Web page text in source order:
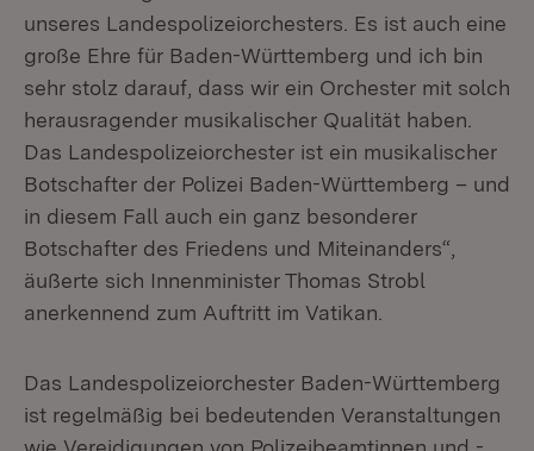
unseres Landespolizeiorchesters. Es ist auch eine
große Ehre für Baden-Württemberg und ich bin
sehr stolz darauf, dass wir ein Orchester mit solch
herausragender musikalischer Qualität haben.
Das Landespolizeiorchester ist ein musikalischer
Botschafter der Polizei Baden-Württemberg – und
in diesem Fall auch ein ganz besonderer
Botschafter des Friedens und Miteinanders“,
äußerte sich Innenminister Thomas Strobl
anerkennend zum Auftritt im Vatikan.
Das Landespolizeiorchester Baden-Württemberg
ist regelmäßig bei bedeutenden Veranstaltungen